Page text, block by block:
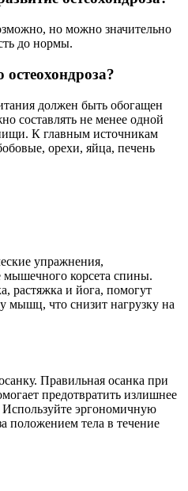
но можно значительно
до нормы.
должен быть обогащен
составлять не менее одной
К главным источникам
орехи, яйца, печень
упражнения,
мышечного корсета спины.
растяжка и йога, помогут
мышц, что снизит нагрузку на
Правильная осанка при
предотвратить излишнее
эргономичную
положением тела в течение